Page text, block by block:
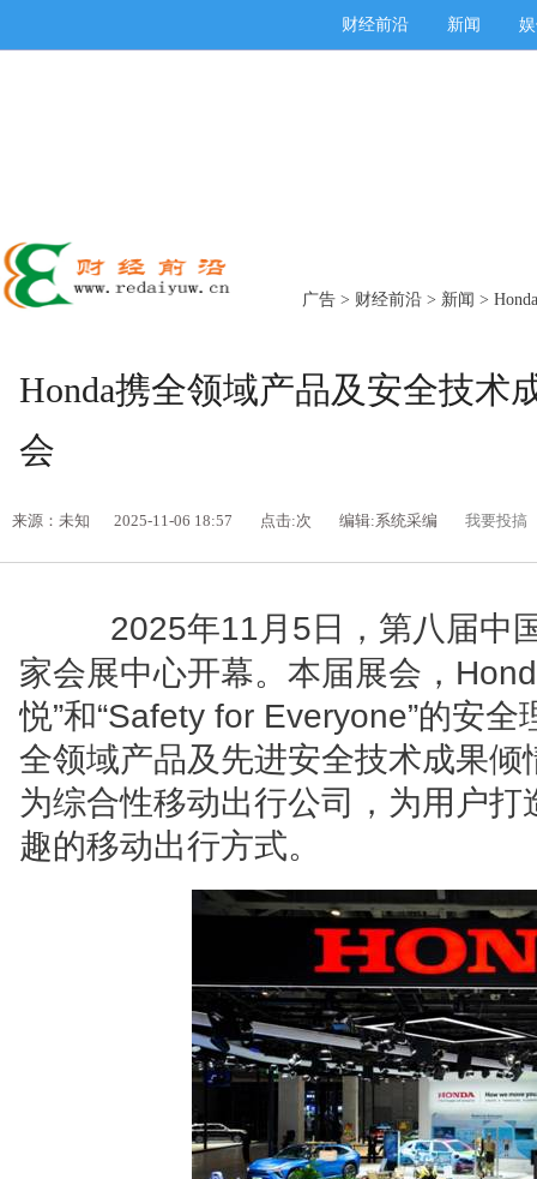
财经前沿 新闻
广告 > 财经前沿 > 新闻 >
Honda携全领域产品及安全技术
会
来源：未知 2025-11-06 18:57 点击:次 编辑:系统采编 我要投搞
2025年11月5日，第八届中
家会展中心开幕。本届展会，
悦”和“Safety for Everyone”的安
全领域产品及先进安全技术成果
为综合性移动出行公司，为用户
趣的移动出行方式。